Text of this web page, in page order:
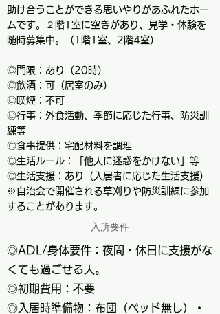
助け合うことができる思いやりがあふれたホー
ムです。２階1室に空きがあり、見学・体験を
随時募集中。（1階1室、2階4室）
◎門限：あり（20時）
◎飲酒：可（居室のみ）
◎喫煙：不可
◎行事：外食活動、季節に応じた行事、防災訓
練等
◎食事提供：宅配材料を調理
◎生活ルール：「他人に迷惑をかけない」等
◎生活支援：あり（入居者に応じた生活支援）
※自治会で開催される草刈りや防災訓練に参加
することがあります。
入所要件
◎ADL/身体要件：夜間・休日に支援がな
くても過ごせる人。
◎初期費用：不要
◎入居時準備物：布団（ベッド無し）・